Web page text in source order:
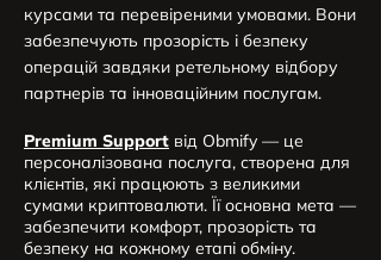
курсами та перевіреними умовами. Вони
забезпечують прозорість і безпеку
операцій завдяки ретельному відбору
партнерів та інноваційним послугам.
Premium Support від Obmify — це
персоналізована послуга, створена для
клієнтів, які працюють з великими
сумами криптовалюти. Її основна мета —
забезпечити комфорт, прозорість та
безпеку на кожному етапі обміну.